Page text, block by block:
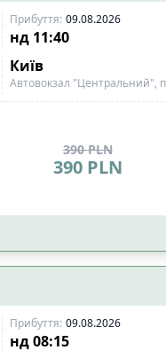
Прибуття: 09.08.2026
нд 11:40
Київ
Автовокзал "Центральний",
390 PLN
390 PLN
Прибуття: 09.08.2026
нд 08:15